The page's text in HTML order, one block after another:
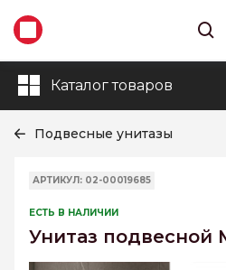
Каталог товаров
Подвесные унитазы
АРТИКУЛ: 02-00019685
ЕСТЬ В НАЛИЧИИ
Унитаз подвесной